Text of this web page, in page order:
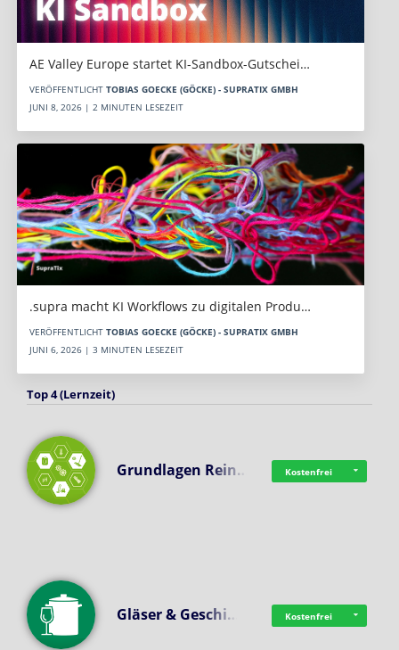
AE Valley Europe startet KI-Sandbox-Gutschei…
VERÖFFENTLICHT TOBIAS GOECKE (GÖCKE) - SUPRATIX GMBH
JUNI 8, 2026 | 2 MINUTEN LESEZEIT
.supra macht KI Workflows zu digitalen Produ…
VERÖFFENTLICHT TOBIAS GOECKE (GÖCKE) - SUPRATIX GMBH
JUNI 6, 2026 | 3 MINUTEN LESEZEIT
Top 4 (Lernzeit)
Grundlagen Rein… Kostenfrei
Gläser & Geschi… Kostenfrei